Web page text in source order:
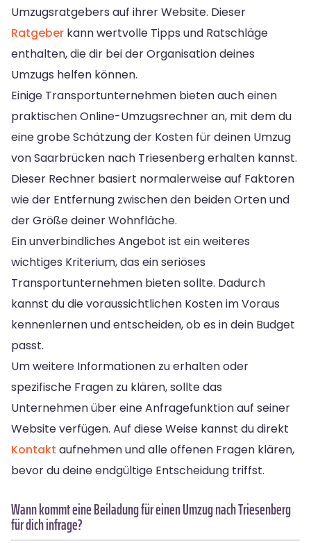
Umzugsratgebers auf ihrer Website. Dieser
Ratgeber kann wertvolle Tipps und Ratschläge
enthalten, die dir bei der Organisation deines
Umzugs helfen können.
Einige Transportunternehmen bieten auch einen
praktischen Online-Umzugsrechner an, mit dem du
eine grobe Schätzung der Kosten für deinen Umzug
von Saarbrücken nach Triesenberg erhalten kannst.
Dieser Rechner basiert normalerweise auf Faktoren
wie der Entfernung zwischen den beiden Orten und
der Größe deiner Wohnfläche.
Ein unverbindliches Angebot ist ein weiteres
wichtiges Kriterium, das ein seriöses
Transportunternehmen bieten sollte. Dadurch
kannst du die voraussichtlichen Kosten im Voraus
kennenlernen und entscheiden, ob es in dein Budget
passt.
Um weitere Informationen zu erhalten oder
spezifische Fragen zu klären, sollte das
Unternehmen über eine Anfragefunktion auf seiner
Website verfügen. Auf diese Weise kannst du direkt
Kontakt aufnehmen und alle offenen Fragen klären,
bevor du deine endgültige Entscheidung triffst.
Wann kommt eine Beiladung für einen Umzug nach Triesenberg
für dich infrage?